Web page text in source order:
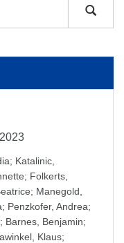
; Katalinic,
; Folkerts,
; Manegold,
; Penzkofer, Andrea;
; Barnes, Benjamin;
Klaus;